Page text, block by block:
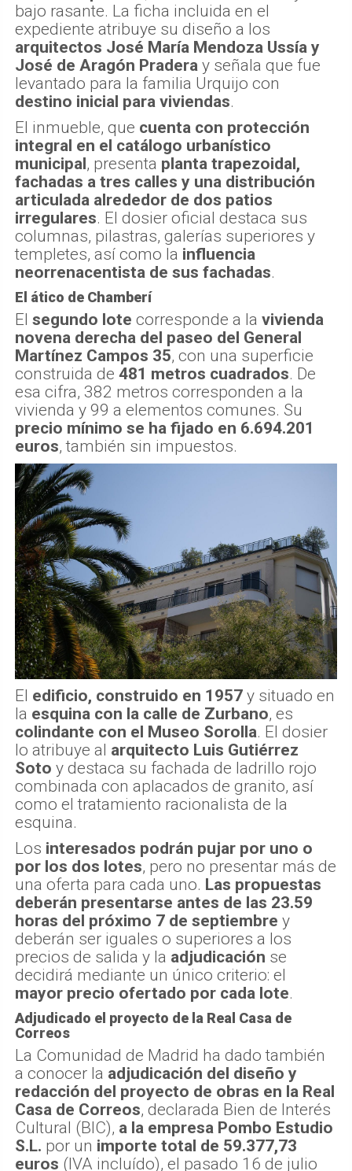
bajo rasante. La ficha incluida en el
expediente atribuye su diseño a los
arquitectos José María Mendoza Ussía y
José de Aragón Pradera y señala que fue
levantado para la familia Urquijo con
destino inicial para viviendas.
El inmueble, que cuenta con protección
integral en el catálogo urbanístico
municipal , presenta planta trapezoidal,
fachadas a tres calles y una distribución
articulada alrededor de dos patios
irregulares. El dosier oficial destaca sus
columnas, pilastras, galerías superiores y
templetes, así como la influencia
neorrenacentista de sus fachadas.
El ático de Chamberí
El segundo lote corresponde a la vivienda
novena derecha del paseo del General
Martínez Campos 35, con una superficie
construida de 481 metros cuadrados. De
esa cifra, 382 metros corresponden a la
vivienda y 99 a elementos comunes. Su
precio mínimo se ha fijado en 6.694.201
euros, también sin impuestos.
El edificio, construido en 1957 y situado en
la esquina con la calle de Zurbano, es
colindante con el Museo Sorolla. El dosier
lo atribuye al arquitecto Luis Gutiérrez
Soto y destaca su fachada de ladrillo rojo
combinada con aplacados de granito, así
como el tratamiento racionalista de la
esquina.
Los interesados podrán pujar por uno o
por los dos lotes, pero no presentar más de
una oferta para cada uno. Las propuestas
deberán presentarse antes de las 23.59
horas del próximo 7 de septiembre y
deberán ser iguales o superiores a los
precios de salida y la adjudicación se
decidirá mediante un único criterio: el
mayor precio ofertado por cada lote.
Adjudicado el proyecto de la Real Casa de
Correos
La Comunidad de Madrid ha dado también
a conocer la adjudicación del diseño y
redacción del proyecto de obras en la Real
Casa de Correos, declarada Bien de Interés
Cultural (BIC), a la empresa Pombo Estudio
S.L. por un importe total de 59.377,73
euros (IVA incluído), el pasado 16 de julio